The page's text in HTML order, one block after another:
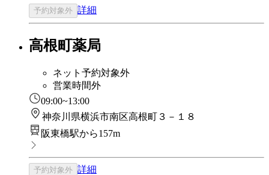
予約対象外 詳細
高根町薬局
ネット予約対象外
営業時間外
09:00~13:00
神奈川県横浜市南区高根町３－１８
阪東橋駅から157m
予約対象外 詳細